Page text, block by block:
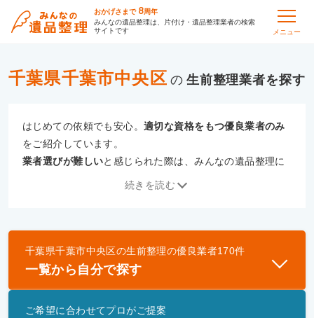
おかげさまで 8周年
みんなの遺品整理は、片付け・遺品整理業者の検索
サイトです
メニュー
千葉県千葉市中央区 の 生前整理
はじめての依頼でも安心。適切な資格をもつ優良業者のみ
をご紹介しています。
業者選びが難しいと感じられた際は、みんなの遺品整理に
優良業者とは
一般財団法人遺品整理認定協会、および一般社団法
士」資格を持つ事業者のみ掲載しています。
続きを読む
千葉県千葉市中央区の生前整理の優良業者170件
一覧から自分で探す
ご希望に合わせてプロがご提案